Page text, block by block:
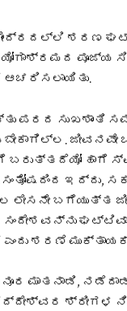
ಶರಣ
ಪೂಜ್ಯ
ಪರದ ಸುಖಶಾಂತಿ
ಜೀವನವೇ
ಬರುತ್ತದೆಯೋ ಹಾಗೆ
ಇದ್ದು,
ಲೇಸನೇ ಬಗೆಯುತ್ತ
ಸಂದೇಶವನ್ನು
ಶರಣೆ
ಮಾತನಾಡಿ,
ಶ್ರೀಗಳ